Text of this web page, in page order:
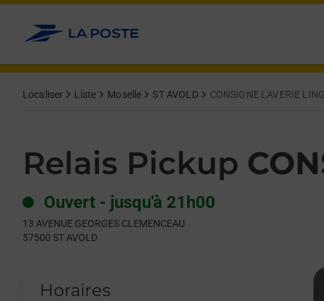
Allez au contenu
Localiser Liste Moselle ST AVOLD CONSIGNE LAVERIE
Relais Pickup
Ouvert - jusqu'à 21h00
13 AVENUE GEORGES CLEMENCEAU
57500 ST AVOLD
Horaires
Day of the WeekHours
Get directions to Relais Pickup at 13 AVENUE GEORGES
lien s'ouvre dans un nouvel onglet